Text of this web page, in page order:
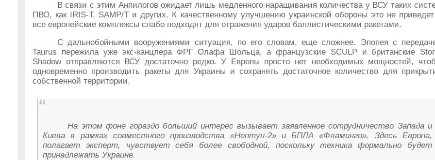
В связи с этим Анпилогов ожидает лишь медленного наращивания количества у ВСУ таких
ПВО, как IRIS-T, SAMP/T и других. К качественному улучшению украинской обороны это не
все европейские комплексы слабо подходят для отражения ударов баллистическими ракетами.
С дальнобойными вооружениями ситуация, по его словам, еще сложнее. Эпопея с
Taurus пережила уже экс-канцлера ФРГ Олафа Шольца, а французские SCULP и британские
Shadow отправляются ВСУ достаточно редко. У Европы просто нет необходимых мощностей,
одновременно производить ракеты для Украины и сохранять достаточное количество для
собственной территории.
На этом фоне гораздо больший интерес вызывает заявленное сотрудничество Запада и
Киева в рамках совместного производства «Нептун-2» и БПЛА «Фламинго». Здесь Европа,
полагает эксперт, чувствует себя более свободной, поскольку техника формально будет
принадлежать Украине.